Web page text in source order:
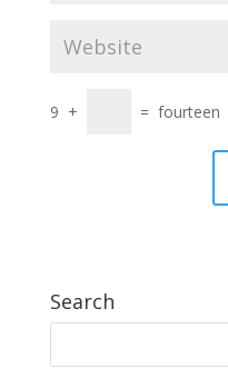
9 + = fourteen
Search